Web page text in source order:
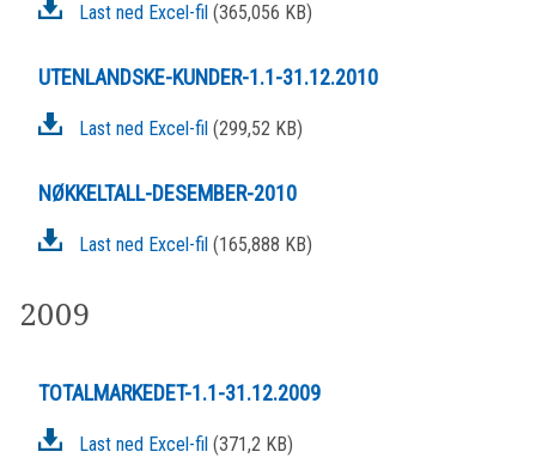
Last ned Excel-fil (365,056 KB)
UTENLANDSKE-KUNDER-1.1-31.12.2010
Last ned Excel-fil (299,52 KB)
NØKKELTALL-DESEMBER-2010
Last ned Excel-fil (165,888 KB)
2009
TOTALMARKEDET-1.1-31.12.2009
Last ned Excel-fil (371,2 KB)